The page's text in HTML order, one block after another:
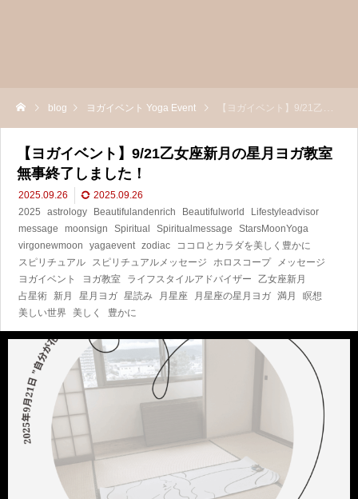
blog ヨガイベント Yoga Event 【ヨガイベント】9/21乙女座新月の星月ヨガ教室無事終了しました！
【ヨガイベント】9/21乙女座新月の星月ヨガ教室
無事終了しました！
2025.09.26
2025.09.26
2025
astrology Beautifulandenrich Beautifulworld
Lifestyleadvisor
message
moonsign Spiritual Spiritualmessage
StarsMoonYoga
virgonewmoon
yagaevent zodiac
ココロとカラダを美しく豊かに
スピリチュアル
スピリチュアルメッセージ ホロスコープ
メッセージ
ヨガイベント
ヨガ教室 ライフスタイルアドバイザー
乙女座新月
占星術
新月 星月ヨガ 星読み 月星座 月星座の星月ヨガ 満月
瞑想
美しい世界
美しく 豊かに